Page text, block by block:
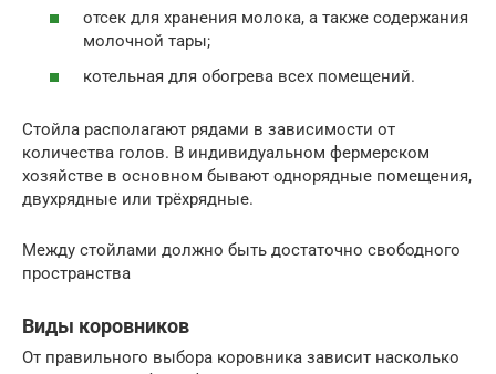
отсек для хранения молока, а также содержания
молочной тары;
котельная для обогрева всех помещений.
Стойла располагают рядами в зависимости от
количества голов. В индивидуальном фермерском
хозяйстве в основном бывают однорядные помещения,
двухрядные или трёхрядные.
Между стойлами должно быть достаточно свободного
пространства
Виды коровников
От правильного выбора коровника зависит насколько